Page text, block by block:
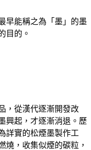
早能稱之為「墨」的墨
目的。
，從漢代逐漸開發改
興起，才逐漸消退。歷
詳實的松煙墨製作工
燒，收集似煙的碳粒，